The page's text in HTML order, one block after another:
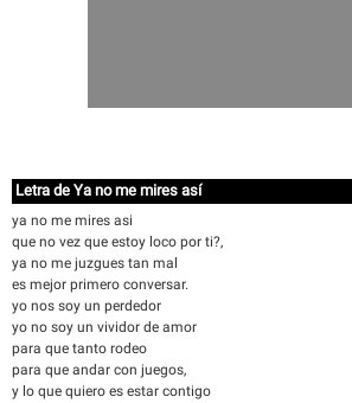
Letra de Ya no me mires así
ya no me mires asi
que no vez que estoy loco por ti?,
ya no me juzgues tan mal
es mejor primero conversar.
yo nos soy un perdedor
yo no soy un vividor de amor
para que tanto rodeo
para que andar con juegos,
y lo que quiero es estar contigo